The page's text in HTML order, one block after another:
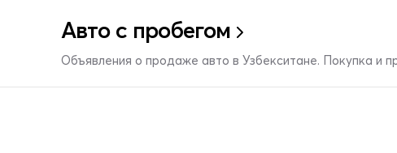
Авто с пробегом
Объявления о продаже авто в Узбекситане. Покупка и